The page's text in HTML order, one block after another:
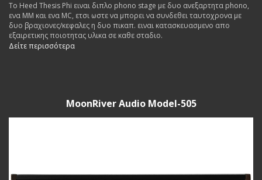
Το Heed Thesis Phi ειναι διπλο phono stage με δυο ανεξαρτητα phono,
ενα MM και ενα MC, ετσι ωστε να μπορει να συνδεθει ταυτοχρονα με
δυο βραχιονες/κεφαλες η δυο πικαπ. ειναι κατασκευασμενο απο
εξαιρετικης ποιοτητας υλικα σε καθε σταδιο.
Δείτε περισσότερα
MoonRiver Audio Model-505